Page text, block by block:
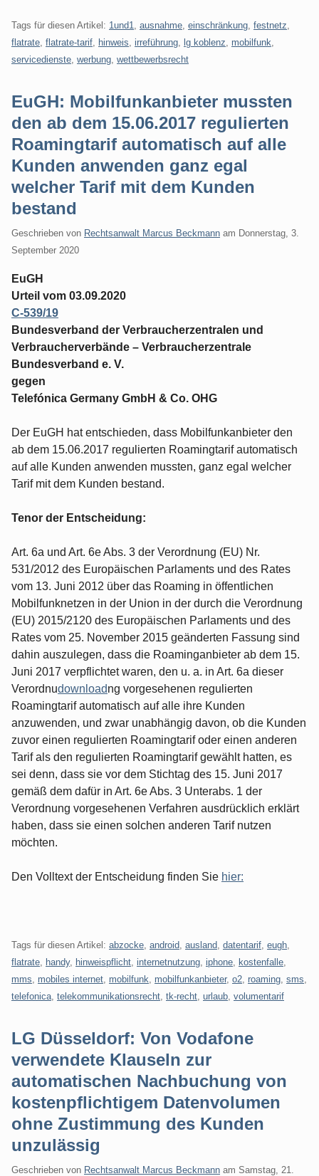
Tags für diesen Artikel: 1und1 ausnahme einschränkung festnetz
flatrate flatrate-tarif hinweis irreführung lg koblenz mobilfunk
servicedienste werbung wettbewerbsrecht
EuGH: Mobilfunkanbieter mussten
den ab dem 15.06.2017 regulierten
Roamingtarif automatisch auf alle
Kunden anwenden ganz egal
welcher Tarif mit dem Kunden
bestand
Geschrieben von Rechtsanwalt Marcus Beckmann am Donnerstag, 3.
September 2020
EuGH
Urteil vom 03.09.2020
C‑539/19
Bundesverband der Verbraucherzentralen und
Verbraucherverbände – Verbraucherzentrale
Bundesverband e. V.
gegen
Telefónica Germany GmbH & Co. OHG
Der EuGH hat entschieden, dass Mobilfunkanbieter den
ab dem 15.06.2017 regulierten Roamingtarif automatisch
auf alle Kunden anwenden mussten, ganz egal welcher
Tarif mit dem Kunden bestand.
Tenor der Entscheidung:
Art. 6a und Art. 6e Abs. 3 der Verordnung (EU) Nr.
531/2012 des Europäischen Parlaments und des Rates
vom 13. Juni 2012 über das Roaming in öffentlichen
Mobilfunknetzen in der Union in der durch die Verordnung
(EU) 2015/2120 des Europäischen Parlaments und des
Rates vom 25. November 2015 geänderten Fassung sind
dahin auszulegen, dass die Roaminganbieter ab dem 15.
Juni 2017 verpflichtet waren, den u. a. in Art. 6a dieser
Verordnudownloadng vorgesehenen regulierten
Roamingtarif automatisch auf alle ihre Kunden
anzuwenden, und zwar unabhängig davon, ob die Kunden
zuvor einen regulierten Roamingtarif oder einen anderen
Tarif als den regulierten Roamingtarif gewählt hatten, es
sei denn, dass sie vor dem Stichtag des 15. Juni 2017
gemäß dem dafür in Art. 6e Abs. 3 Unterabs. 1 der
Verordnung vorgesehenen Verfahren ausdrücklich erklärt
haben, dass sie einen solchen anderen Tarif nutzen
möchten.
Den Volltext der Entscheidung finden Sie hier:
Tags für diesen Artikel: abzocke android ausland datentarif eugh
flatrate
handy, hinweispflicht internetnutzung iphone kostenfalle
mms
mobiles internet mobilfunk mobilfunkanbieter, o2 roaming sms
telefonica telekommunikationsrecht tk-recht urlaub volumentarif
LG Düsseldorf: Von Vodafone
verwendete Klauseln zur
automatischen Nachbuchung von
kostenpflichtigem Datenvolumen
ohne Zustimmung des Kunden
unzulässig
Geschrieben von Rechtsanwalt Marcus Beckmann am Samstag, 21.